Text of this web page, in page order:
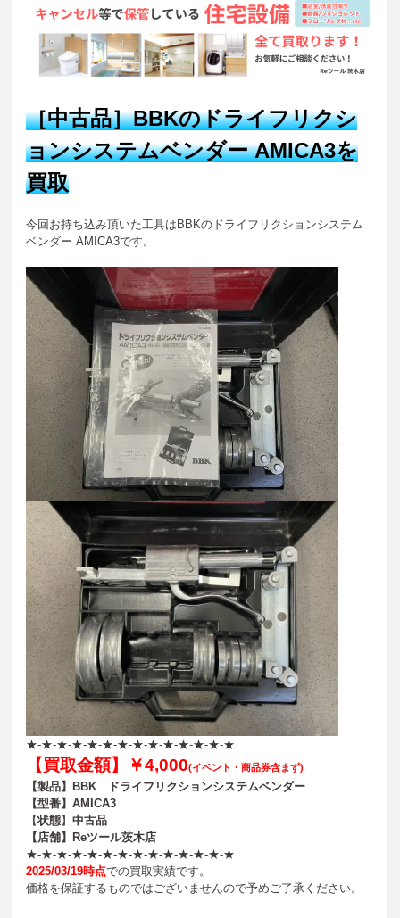
［中古品］BBKのドライフリクシ
ョンシステムベンダー AMICA3を
買取
今回お持ち込み頂いた工具はBBKのドライフリクションシステム
ベンダー AMICA3です。
★-★-★-★-★-★-★-★-★-★-★-★-★-★
【買取金額】￥4,000(イベント・商品券含まず)
【製品】BBK ドライフリクションシステムベンダー
【型番】AMICA3
【状態】 中古品
【店舗】Reツール茨木店
★-★-★-★-★-★-★-★-★-★-★-★-★-★
2025/03/19時点での買取実績です。
価格を保証するものではございませんので予めご了承ください。